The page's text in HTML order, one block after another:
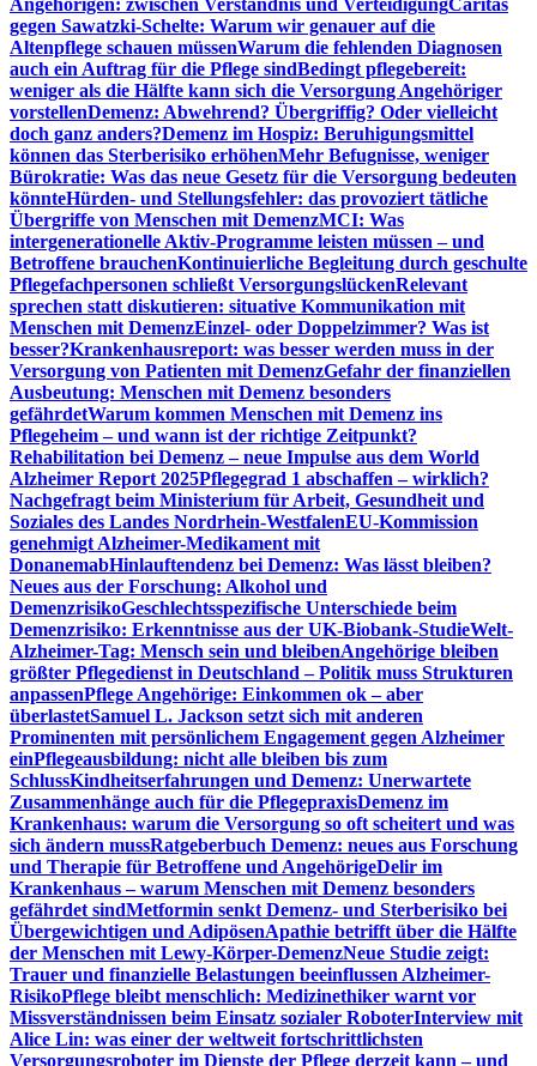
Angehörigen: zwischen Verständnis und VerteidigungCaritas
gegen Sawatzki-Schelte: Warum wir genauer auf die
Altenpflege schauen müssenWarum die fehlenden Diagnosen
auch ein Auftrag für die Pflege sindBedingt pflegebereit:
weniger als die Hälfte kann sich die Versorgung Angehöriger
vorstellenDemenz: Abwehrend? Übergriffig? Oder vielleicht
doch ganz anders?Demenz im Hospiz: Beruhigungsmittel
können das Sterberisiko erhöhenMehr Befugnisse, weniger
Bürokratie: Was das neue Gesetz für die Versorgung bedeuten
könnteHürden- und Stellungsfehler: das provoziert tätliche
Übergriffe von Menschen mit DemenzMCI: Was
intergenerationelle Aktiv-Programme leisten müssen – und
Betroffene brauchenKontinuierliche Begleitung durch geschulte
Pflegefachpersonen schließt VersorgungslückenRelevant
sprechen statt diskutieren: situative Kommunikation mit
Menschen mit DemenzEinzel- oder Doppelzimmer? Was ist
besser?Krankenhausreport: was besser werden muss in der
Versorgung von Patienten mit DemenzGefahr der finanziellen
Ausbeutung: Menschen mit Demenz besonders
gefährdetWarum kommen Menschen mit Demenz ins
Pflegeheim – und wann ist der richtige Zeitpunkt?
Rehabilitation bei Demenz – neue Impulse aus dem World
Alzheimer Report 2025Pflegegrad 1 abschaffen – wirklich?
Nachgefragt beim Ministerium für Arbeit, Gesundheit und
Soziales des Landes Nordrhein-WestfalenEU-Kommission
genehmigt Alzheimer-Medikament mit
DonanemabHinlauftendenz bei Demenz: Was lässt bleiben?
Neues aus der Forschung: Alkohol und
DemenzrisikoGeschlechtsspezifische Unterschiede beim
Demenzrisiko: Erkenntnisse aus der UK-Biobank-StudieWelt-
Alzheimer-Tag: Mensch sein und bleibenAngehörige bleiben
größter Pflegedienst in Deutschland – Politik muss Strukturen
anpassenPflege Angehörige: Einkommen ok – aber
überlastetSamuel L. Jackson setzt sich mit anderen
Prominenten mit persönlichem Engagement gegen Alzheimer
einPflegeausbildung: nicht alle bleiben bis zum
SchlussKindheitserfahrungen und Demenz: Unerwartete
Zusammenhänge auch für die PflegepraxisDemenz im
Krankenhaus: warum die Versorgung so oft scheitert und was
sich ändern mussRatgeberbuch Demenz: neues aus Forschung
und Therapie für Betroffene und AngehörigeDelir im
Krankenhaus – warum Menschen mit Demenz besonders
gefährdet sindMetformin senkt Demenz- und Sterberisiko bei
Übergewichtigen und AdipösenApathie betrifft über die Hälfte
der Menschen mit Lewy-Körper-DemenzNeue Studie zeigt:
Trauer und finanzielle Belastungen beeinflussen Alzheimer-
RisikoPflege bleibt menschlich: Medizinethiker warnt vor
Missverständnissen beim Einsatz sozialer RoboterInterview mit
Alice Lin: was einer der weltweit fortschrittlichsten
Versorgungsroboter im Dienste der Pflege derzeit kann – und